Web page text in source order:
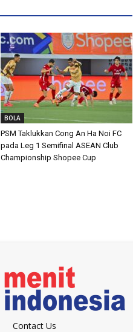
BOLA
PSM Taklukkan Cong An Ha Noi FC
pada Leg 1 Semifinal ASEAN Club
Championship Shopee Cup
Contact Us